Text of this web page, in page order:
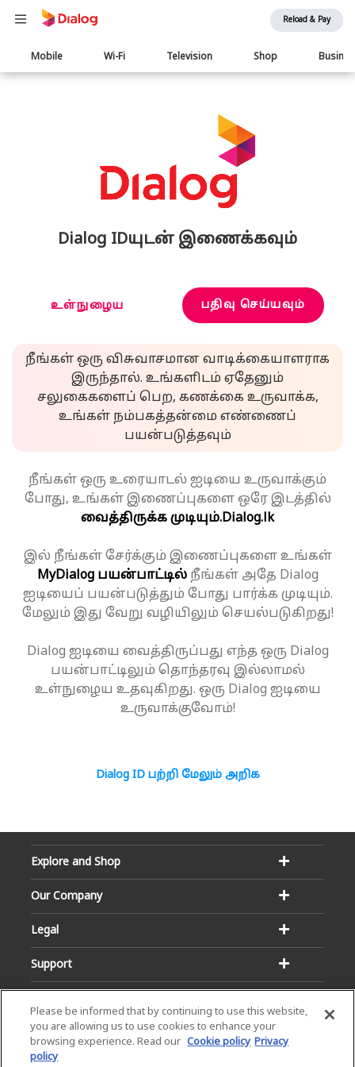
Reload & Pay
Main
navigation
Mobile Wi-Fi Television Shop
Dialog IDயுடன் இணைக்கவும்
உள்நுழைய பதிவு செய்யவும்
நீங்கள் ஒரு விசுவாசமான வாடிக்கையாளராக
இருந்தால். உங்களிடம் ஏதேனும்
சலுகைகளைப் பெற, கணக்கை உருவாக்க,
உங்கள் நம்பகத்தன்மை எண்ணைப்
பயன்படுத்தவும்
நீங்கள் ஒரு உரையாடல் ஐடியை உருவாக்கும்
போது, உங்கள் இணைப்புகளை ஒரே இடத்தில்
வைத்திருக்க முடியும்.Dialog.lk
இல் நீங்கள் சேர்க்கும் இணைப்புகளை உங்கள்
MyDialog பயன்பாட்டில்நீங்கள் அதே Dialog
ஐடியைப் பயன்படுத்தும் போது பார்க்க முடியும்.
மேலும் இது வேறு வழியிலும் செயல்படுகிறது!
Dialog ஐடியை வைத்திருப்பது எந்த ஒரு Dialog
பயன்பாட்டிலும் தொந்தரவு இல்லாமல்
உள்நுழைய உதவுகிறது. ஒரு Dialog ஐடியை
உருவாக்குவோம்!
Dialog ID பற்றி மேலும் அறிக
Explore and Shop
Our Company
Legal
Support
Please be informed that by continuing to use this website,
you are allowing us to use cookies to enhance your
browsing experience. Read our Cookie policy Privacy
policy